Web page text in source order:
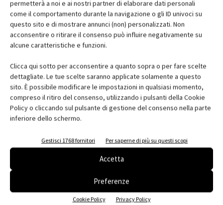
permetterà a noi e ai nostri partner di elaborare dati personali
come il comportamento durante la navigazione o gli ID univoci su
questo sito e di mostrare annunci (non) personalizzati. Non
acconsentire o ritirare il consenso può influire negativamente su
alcune caratteristiche e funzioni.
Clicca qui sotto per acconsentire a quanto sopra o per fare scelte
dettagliate. Le tue scelte saranno applicate solamente a questo
sito. È possibile modificare le impostazioni in qualsiasi momento,
compreso il ritiro del consenso, utilizzando i pulsanti della Cookie
Policy o cliccando sul pulsante di gestione del consenso nella parte
inferiore dello schermo.
Gestisci 1768 fornitori Per saperne di più su questi scopi
Accetta
Preferenze
Cookie Policy Privacy Policy
deal
accordo, affare
trade organizations
organismi commerciali
due diligence
dovuta diligenza
Termini tratti da " Inglese per l'Architettura - English for
Architecture "
_Scelto per voi/Slang
significato
Safe and sound